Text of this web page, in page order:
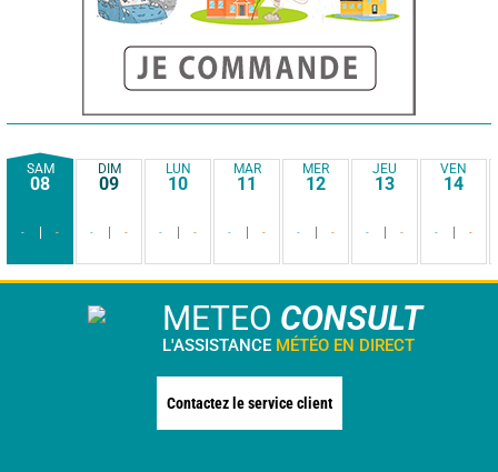
SAM
08
- -
DIM
09
- -
LUN
10
- -
MAR
11
- -
MER
12
- -
JEU
13
- -
VEN
14
- -
METEO CONSULT
L'ASSISTANCE MÉTÉO EN DIRECT
Contactez le service client